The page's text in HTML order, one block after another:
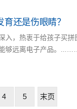
还是伤眼睛？
入，热衷于给孩子买
够远离电子产品。...……
4 5 末页